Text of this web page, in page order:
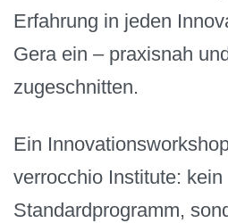
Erfahrung in jeden
Gera ein – praxisnah
zugeschnitten.
Ein
verrocchio Institute: kein
Standardprogramm,